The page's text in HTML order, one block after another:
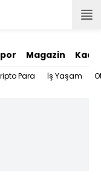
Magazin
Para İş Yaşam